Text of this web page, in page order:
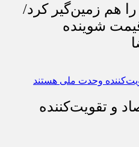
هم زمین‌گیر کرد/
قیمت شوینده
و تقویت‌کننده